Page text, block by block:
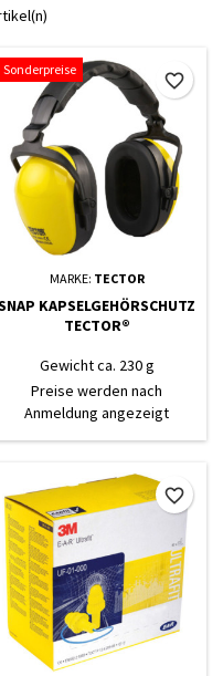
Sonderpreise
MARKE: TECTOR
KAPSELGEHÖRSCHUTZ
TECTOR®
Gewicht ca. 230 g
Preise werden nach
Anmeldung angezeigt
favorite_border
favorite_border